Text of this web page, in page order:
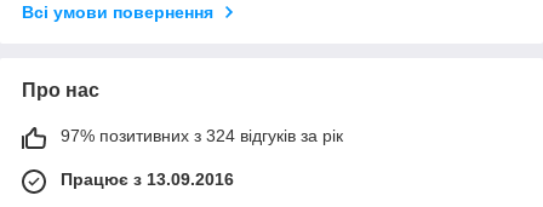
Всі умови повернення
Про нас
97% позитивних з 324 відгуків за рік
Працює з 13.09.2016